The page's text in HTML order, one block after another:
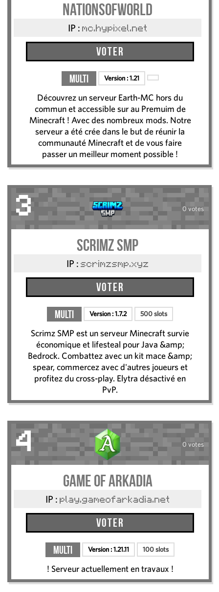
NationsOfWorld
IP : mc.hypixel.net
Voter
Multi Version :1.21
Découvrez un serveur Earth-MC hors du
commun et accessible sur au Premuim de
Minecraft ! Avec des nombreux mods. Notre
serveur a été crée dans le but de réunir la
communauté Minecraft et de vous faire
passer un meilleur moment possible !
3 0 votes
Scrimz SMP
IP : scrimzsmp.xyz
Voter
Multi Version :1.7.2 500 slots
Scrimz SMP est un serveur Minecraft survie
économique et lifesteal pour Java &amp;
Bedrock. Combattez avec un kit mace &amp;
spear, commercez avec d'autres joueurs et
profitez du cross-play. Elytra désactivé en
PvP.
4 0 votes
Game Of Arkadia
IP : play.gameofarkadia.net
Voter
Multi Version :1.21.11 100 slots
! Serveur actuellement en travaux !